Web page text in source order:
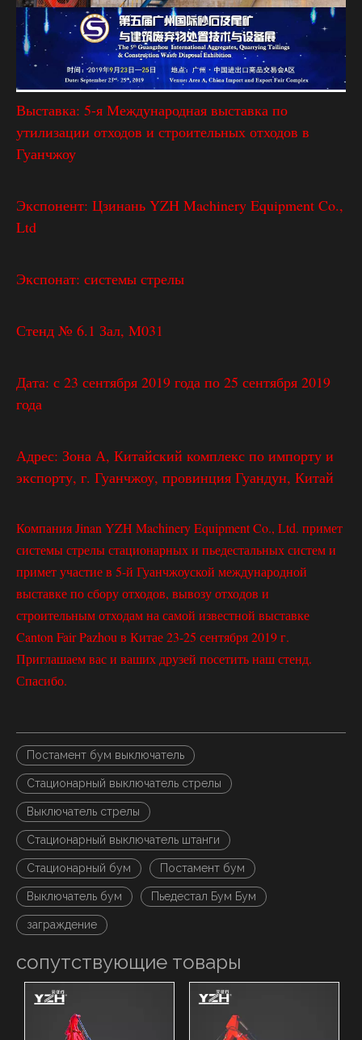
Выставка: 5-я Международная выставка по
утилизации отходов и строительных отходов в
Гуанчжоу
Экспонент: Цзинань YZH Machinery Equipment Co.,
Ltd
Экспонат: системы стрелы
Стенд № 6.1 Зал, M031
Дата: с 23 сентября 2019 года по 25 сентября 2019
года
Адрес: Зона А, Китайский комплекс по импорту и
экспорту, г. Гуанчжоу, провинция Гуандун, Китай
Компания Jinan YZH Machinery Equipment Co., Ltd. примет
системы стрелы стационарных и пьедестальных систем и
примет участие в 5-й Гуанчжоуской международной
выставке по сбору отходов, вывозу отходов и
строительным отходам на самой известной выставке
Canton Fair Pazhou в Китае 23-25 ​​сентября 2019 г.
Приглашаем вас и ваших друзей посетить наш стенд.
Спасибо.
Постамент бум выключатель
Стационарный выключатель стрелы
Выключатель стрелы
Стационарный выключатель штанги
Стационарный бум Постамент бум
Выключатель бум Пьедестал Бум Бум
заграждение
сопутствующие товары